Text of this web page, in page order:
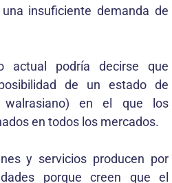
insuficiente demanda de
actual podría decirse que
de un estado de
walrasiano) en el que los
en todos los mercados.
y servicios producen por
porque creen que el